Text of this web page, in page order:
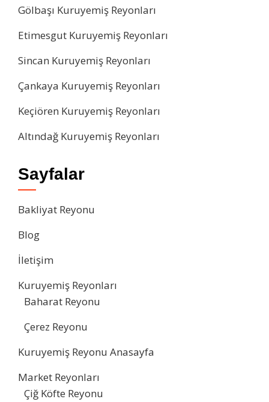
Gölbaşı Kuruyemiş Reyonları
Etimesgut Kuruyemiş Reyonları
Sincan Kuruyemiş Reyonları
Çankaya Kuruyemiş Reyonları
Keçiören Kuruyemiş Reyonları
Altındağ Kuruyemiş Reyonları
Sayfalar
Bakliyat Reyonu
Blog
İletişim
Kuruyemiş Reyonları
Baharat Reyonu
Çerez Reyonu
Kuruyemiş Reyonu Anasayfa
Market Reyonları
Çiğ Köfte Reyonu